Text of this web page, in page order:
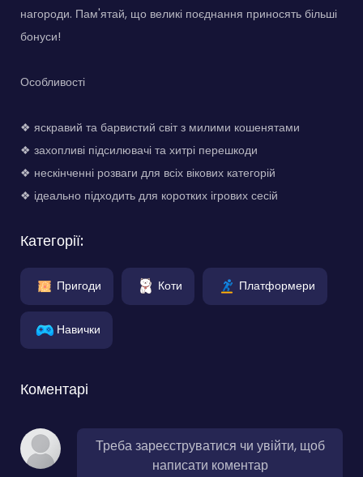
нагороди. Пам'ятай, що великі поєднання приносять більші
бонуси!
Особливості
❖ яскравий та барвистий світ з милими кошенятами
❖ захопливі підсилювачі та хитрі перешкоди
❖ нескінченні розваги для всіх вікових категорій
❖ ідеально підходить для коротких ігрових сесій
Категорії:
Пригоди Коти Платформери
Навички
Коментарі
Треба зареєструватися чи увійти, щоб
написати коментар